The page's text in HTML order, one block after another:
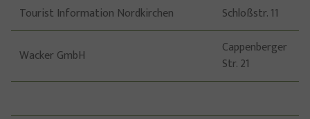
Tourist Information Nordkirchen
Schloßstr. 11
Wacker GmbH
Cappenberger
Str. 21